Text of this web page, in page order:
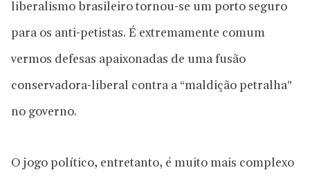
liberalismo brasileiro tornou-se um porto seguro
para os anti-petistas. É extremamente comum
vermos defesas apaixonadas de uma fusão
conservadora-liberal contra a “maldição petralha”
no governo.
O jogo político, entretanto, é muito mais complexo